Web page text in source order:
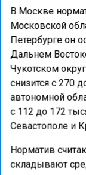
В Москве
Московской
Петербурге он
Дальнем
Чукотском
снизится с 270
автономной
с 112 до 172
Севастополе и
Норматив
складывают